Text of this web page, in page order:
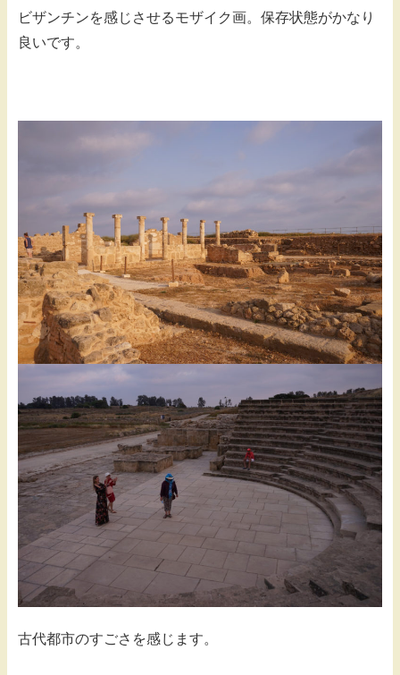
ビザンチンを感じさせるモザイク画。保存状態がかなり
良いです。
古代都市のすごさを感じます。